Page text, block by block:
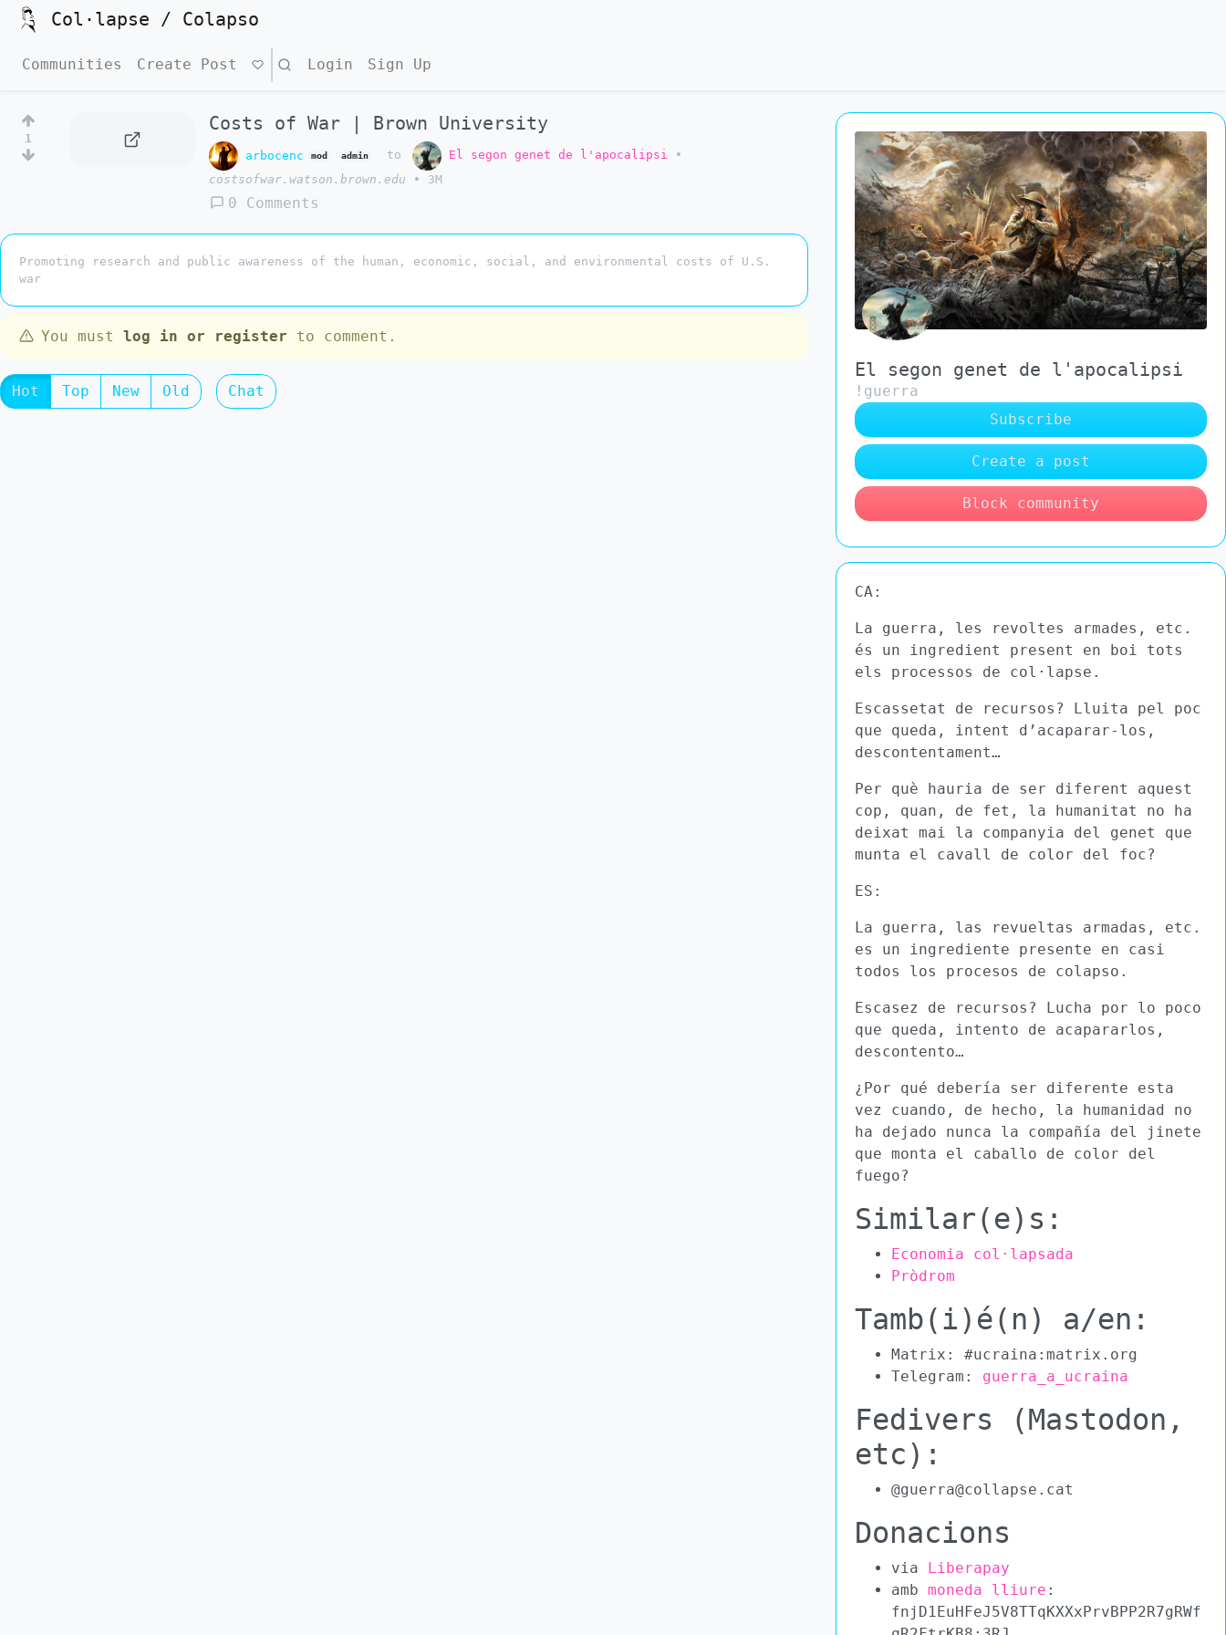
Col·lapse / Colapso
Communities Create Post Search Login Sign Up
1
Costs of War | Brown University
arbocenc mod admin to El segon genet de l'apocalipsi
•
costsofwar.watson.brown.edu
• 3M
0 Comments
Promoting research and public awareness of the human, economic, social, and environmental costs of U.S.
war
You must log in or register to comment.
Hot Top New Old Chat
El segon genet de l'apocalipsi
!guerra
Subscribe
Create a post
Block community
CA:
La guerra, les revoltes armades, etc.
és un ingredient present en boi tots
els processos de col·lapse.
Escassetat de recursos? Lluita pel poc
que queda, intent d’acaparar-los,
descontentament…
Per què hauria de ser diferent aquest
cop, quan, de fet, la humanitat no ha
deixat mai la companyia del genet que
munta el cavall de color del foc?
ES:
La guerra, las revueltas armadas, etc.
es un ingrediente presente en casi
todos los procesos de colapso.
Escasez de recursos? Lucha por lo poco
que queda, intento de acapararlos,
descontento…
¿Por qué debería ser diferente esta
vez cuando, de hecho, la humanidad no
ha dejado nunca la compañía del jinete
que monta el caballo de color del
fuego?
Similar(e)s:
Economia col·lapsada
Pròdrom
Tamb(i)é(n) a/en:
Matrix: #ucraina:matrix.org
Telegram: guerra_a_ucraina
Fedivers (Mastodon,
etc):
@guerra@collapse.cat
Donacions
via Liberapay
amb moneda lliure :
fnjD1EuHFeJ5V8TTqKXXxPrvBPP2R7gRWf